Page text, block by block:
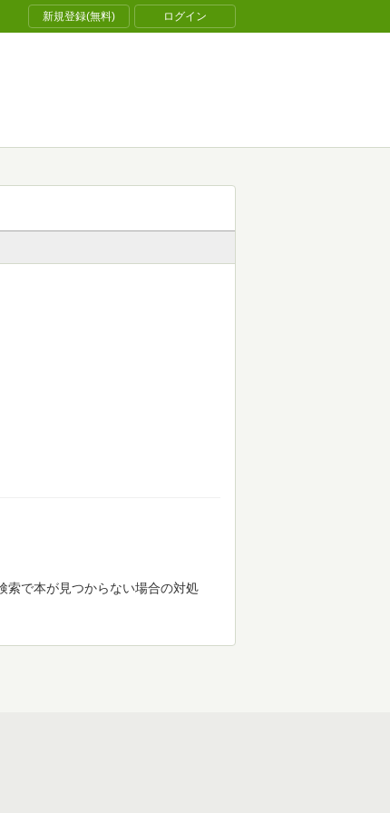
新規登録(無料) ログイン
索で本が見つからない場合の対処